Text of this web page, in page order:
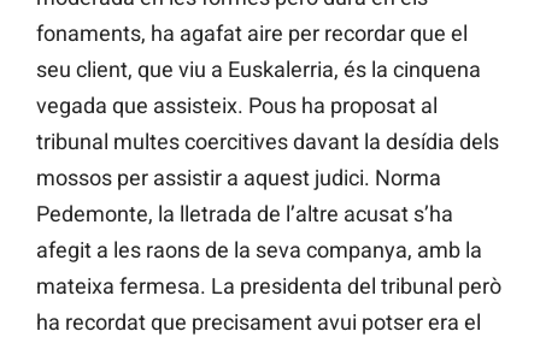
fonaments, ha agafat aire per recordar que el
seu client, que viu a Euskalerria, és la cinquena
vegada que assisteix. Pous ha proposat al
tribunal multes coercitives davant la desídia dels
mossos per assistir a aquest judici. Norma
Pedemonte, la lletrada de l’altre acusat s’ha
afegit a les raons de la seva companya, amb la
mateixa fermesa. La presidenta del tribunal però
ha recordat que precisament avui potser era el